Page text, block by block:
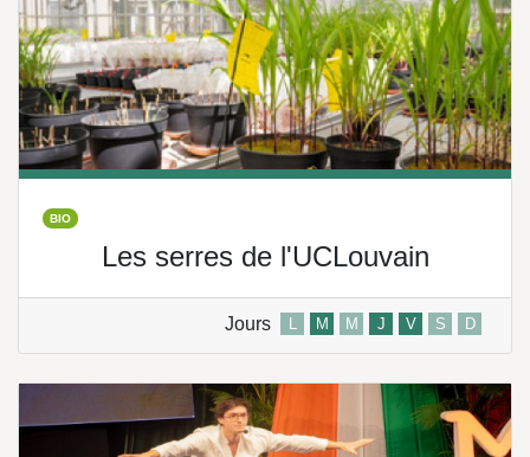
BIO
Les serres de l'UCLouvain
Jours L M M J V S D